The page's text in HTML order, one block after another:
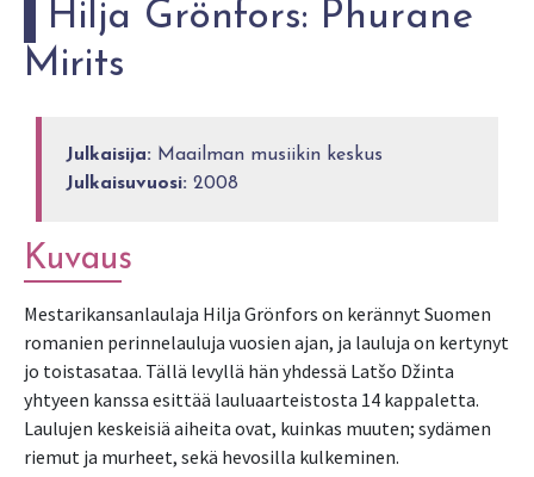
Hilja Grönfors: Phurane
Mirits
Julkaisija: Maailman musiikin keskus
Julkaisuvuosi: 2008
Kuvaus
Mestarikansanlaulaja Hilja Grönfors on kerännyt Suomen
romanien perinnelauluja vuosien ajan, ja lauluja on kertynyt
jo toistasataa. Tällä levyllä hän yhdessä Latšo Džinta
yhtyeen kanssa esittää lauluaarteistosta 14 kappaletta.
Laulujen keskeisiä aiheita ovat, kuinkas muuten; sydämen
riemut ja murheet, sekä hevosilla kulkeminen.